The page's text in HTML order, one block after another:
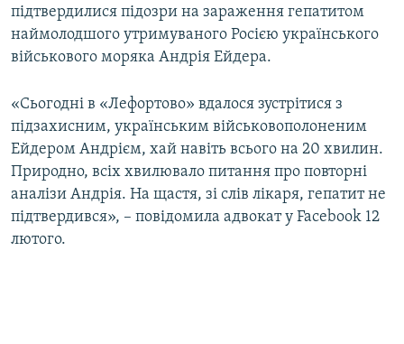
КТАТ
Усі сайти RFE/RL
підтвердилися підозри на зараження гепатитом
наймолодшого утримуваного Росією українського
військового моряка Андрія Ейдера.
«Сьогодні в «Лефортово» вдалося зустрітися з
підзахисним, українським військовополоненим
Ейдером Андрієм, хай навіть всього на 20 хвилин.
Природно, всіх хвилювало питання про повторні
аналізи Андрія. На щастя, зі слів лікаря, гепатит не
підтвердився», – повідомила адвокат у Facebook 12
лютого.